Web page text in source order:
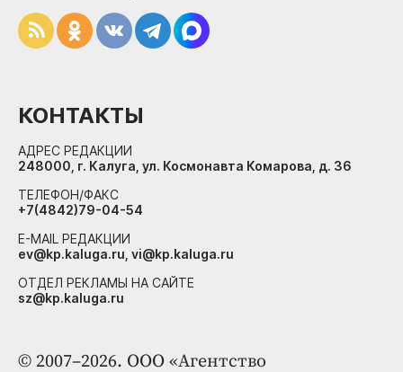
© 2007–2026. ООО «Агентство
КОНТАКТЫ
АДРЕС РЕДАКЦИИ
248000, г. Калуга, ул. Космонавта Комарова, д. 36
ТЕЛЕФОН/ФАКС
+7(4842)79-04-54
E-MAIL РЕДАКЦИИ
ev@kp.kaluga.ru, vi@kp.kaluga.ru
ОТДЕЛ РЕКЛАМЫ НА САЙТЕ
sz@kp.kaluga.ru